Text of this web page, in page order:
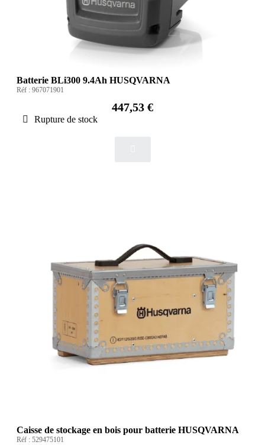
Batterie BLi300 9.4Ah HUSQVARNA
Réf : 967071901
447,53 €
Rupture de stock
Caisse de stockage en bois pour batterie HUSQVARNA
Réf : 529475101